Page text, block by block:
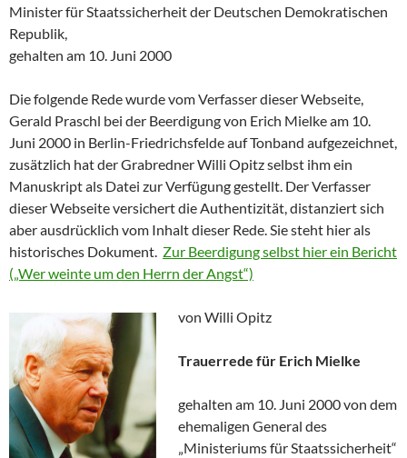
Minister für Staatssicherheit der Deutschen Demokratischen
Republik,
gehalten am 10. Juni 2000
Die folgende Rede wurde vom Verfasser dieser Webseite,
Gerald Praschl bei der Beerdigung von Erich Mielke am 10.
Juni 2000 in Berlin-Friedrichsfelde auf Tonband aufgezeichnet,
zusätzlich hat der Grabredner Willi Opitz selbst ihm ein
Manuskript als Datei zur Verfügung gestellt. Der Verfasser
dieser Webseite versichert die Authentizität, distanziert sich
aber ausdrücklich vom Inhalt dieser Rede. Sie steht hier als
historisches Dokument. Zur Beerdigung selbst hier ein Bericht
(„Wer weinte um den Herrn der Angst“)
von Willi Opitz
Trauerrede für Erich Mielke
gehalten am 10. Juni 2000 von dem
ehemaligen General des
„Ministeriums für Staatssicherheit“